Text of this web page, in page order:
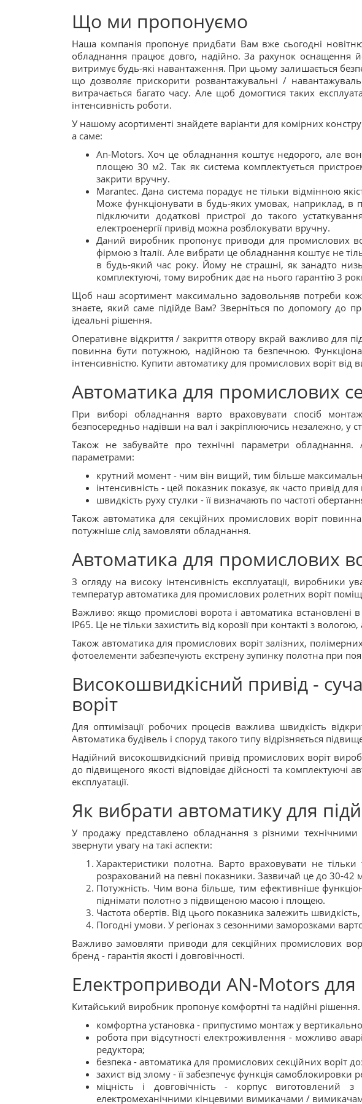
Що ми пропонуємо
Наша компанія пропонує придбати Вам вже сьогодні
обладнання працює довго, надійно. За рахунок оснащення
витримує будь-які навантаження. При цьому залишається
що дозволяє прискорити розвантажувальні /
витрачається багато часу. Але щоб домогтися таких
інтенсивність роботи.
У нашому асортименті знайдете варіанти для комірних
а саме:
An-Motors. Хоч це обладнання коштує недорого, але
площею 30 м2. Так як система комплектується
закрити вручну.
Marantec. Дана система порадує не тільки відмінною
Може функціонувати в будь-яких умовах, наприклад,
підключити додаткові пристрої до такого
електроенергії привід можна розблокувати вручну.
Даний виробник пропонує приводи для промислових
фірмою з Італії. Але вибрати це обладнання коштує не
в будь-який час року. Йому не страшні, як занадто
комплектуючі, тому виробник дає на нього гарантію 3
Щоб наш асортимент максимально задовольняв потреби
знаєте, який саме підійде Вам? Зверніться по допомогу до
ідеальні рішення.
Оперативне відкриття / закриття отвору вкрай важливо для
повинна бути потужною, надійною та безпечною.
інтенсивністю. Купити автоматику для промислових воріт від
Автоматика для промислових
При виборі обладнання варто враховувати спосіб
безпосередньо надівши на вал і закріплюючись незалежно, у
Також не забувайте про технічні параметри
параметрами:
крутний момент - чим він вищий, тим більше
інтенсивність - цей показник показує, як часто привід
швидкість руху стулки - її визначають по частоті
Також автоматика для секційних промислових воріт
потужніше слід замовляти обладнання.
Автоматика для промислових
З огляду на високу інтенсивність експлуатації, виробники
температур автоматика для промислових ролетних воріт
Важливо: якщо промислові ворота і автоматика
IP65. Це не тільки захистить від корозії при контакті з
Також автоматика для промислових воріт залізних,
фотоелементи забезпечують екстрену зупинку полотна при
Високошвидкісний привід -
воріт
Для оптимізації робочих процесів важлива швидкість
Автоматика будівель і споруд такого типу відрізняється
Надійний високошвидкісний привід промислових воріт
до підвищеного якості відповідає дійсності та
експлуатації.
Як вибрати автоматику для
У продажу представлено обладнання з різними
звернути увагу на такі аспекти:
Характеристики полотна. Варто враховувати не
розрахований на певні показники. Зазвичай це до 30-42
Потужність. Чим вона більше, тим ефективніше
піднімати полотно з підвищеною масою і площею.
Частота обертів. Від цього показника залежить
Погодні умови. У регіонах з сезонними заморозками
Важливо замовляти приводи для секційних промислових
бренд - гарантія якості і довговічності.
Електроприводи AN-Motors
Китайський виробник пропонує комфортні та надійні
комфортна установка - припустимо монтаж у
робота при відсутності електроживлення - можливо
редуктора;
безпека - автоматика для промислових секційних воріт
захист від злому - її забезпечує функція самоблокировки
міцність і довговічність - корпус виготовлений
електромеханічними кінцевими вимикачами /